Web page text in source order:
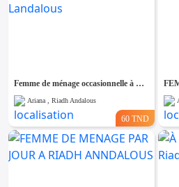
Femme de ménage occasionnelle à Riadh Landalous
Ariana , Riadh Andalous
60 TND